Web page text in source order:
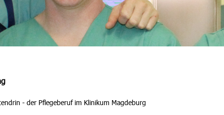
- der Pflegeberuf im Klinikum Magdeburg